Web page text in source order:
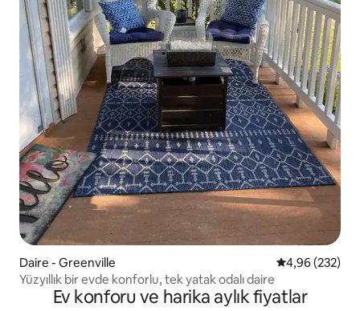
Daire - Greenville 5 üzerinden
4,96 (232)
Yüzyıllık bir evde konforlu, tek yatak odalı daire
Ev konforu ve harika aylık fiyatlar